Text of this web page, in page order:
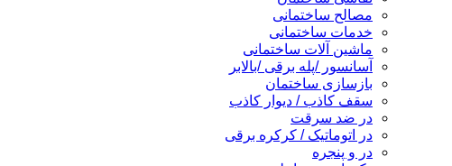
مصالح ساختمانی
خدمات ساختمانی
ماشین آلات ساختمانی
آسانسور /پله برقی /بالابر
بازسازی ساختمان
سقف کاذب / دیوار کاذب
در ضد سرقت
در اتوماتیک / کرکره برقی
در و پنجره